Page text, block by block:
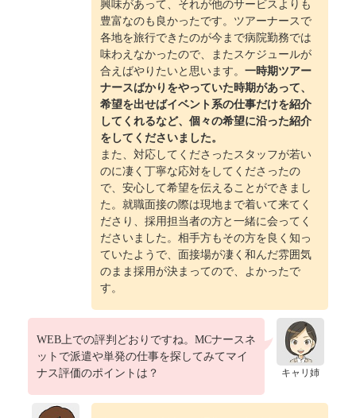
興味があって、それが他のサービスよりも
豊富なのも良かったです。ツアーナースで
各地を旅行できたのが今まで病院勤務では
味わえなかったので、またスケジュールが
合えばやりたいと思います。 一時期ツアー
ナースばかりをやっていた時期があって、
希望を出せばイベント系の仕事だけを紹介
してくれるなど、個々の希望に沿った紹介
をしてくださいました。
また、対応してくださったスタッフが若い
のに凄く丁寧な応対をしてくださったの
で、安心して希望を伝えることができまし
た。就職面接の際は現地まで着いて来てく
ださり、採用担当者の方と一緒に会ってく
ださいました。相手方もその方を良く知っ
ていたようで、面接場が凄く和んだ雰囲気
のまま採用が決まってので、よかったで
す。
キャリ姉
WEB上での評判どおりですね。MCナースネ
ットで派遣や単発の仕事を探してみてマイ
ナス評価のポイントは？